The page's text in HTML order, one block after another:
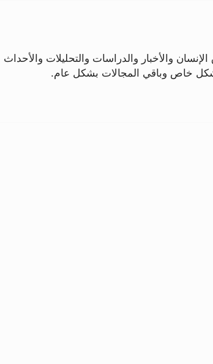
والأخبار والدراسات والتحليلات والأحداث
بشكل خاص وباقي المجالات بشكل عام.